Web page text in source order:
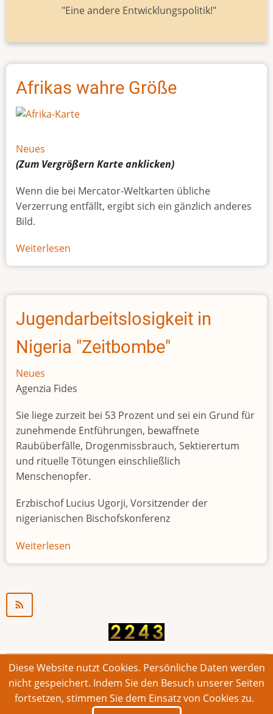
"Eine andere Entwicklungspolitik!"
Afrikas wahre Größe
Neues
(Zum Vergrößern Karteanklicken)
Wenn die bei Mercator-Weltkarten übliche
Verzerrung entfällt, ergibt sich ein gänzlich anderes
Bild.
Weiterlesen
Afrikas
Größe
Jugendarbeitslosigkeit in
Nigeria "Zeitbombe"
Neues
Agenzia Fides
Sie liege zurzeit bei 53 Prozent und sei ein Grund für
zunehmende Entführungen, bewaffnete
Raubüberfälle, Drogenmissbrauch, Sektierertum
und rituelle Tötungen einschließlich
Menschenopfer.
Erzbischof Lucius Ugorji, Vorsitzender der
nigerianischen Bischofskonferenz
Weiterlesen
Jugendarbeitslosigkeit
© 2026 Bonner Aufruf. Alle Rechte vorbehalten.
Footer
Impressum Kontakt Intern
Diese Website nutzt Cookies. Persönliche Daten werden
nicht gespeichert. Indem Sie den Besuch unserer Seiten
fortsetzen, stimmen Sie dem Einsatz von Cookies zu.